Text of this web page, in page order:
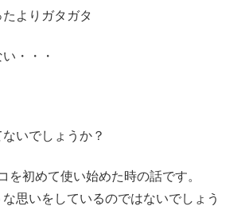
よりガタガタ
・・・
いでしょうか？
を初めて使い始めた時の話です。
思いをしているのではないでしょう